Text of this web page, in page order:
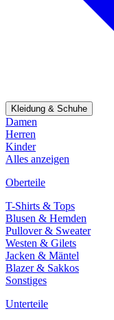
Kleidung & Schuhe
Damen
Herren
Kinder
Alles anzeigen
Oberteile
T-Shirts & Tops
Blusen & Hemden
Pullover & Sweater
Westen & Gilets
Jacken & Mäntel
Blazer & Sakkos
Sonstiges
Unterteile